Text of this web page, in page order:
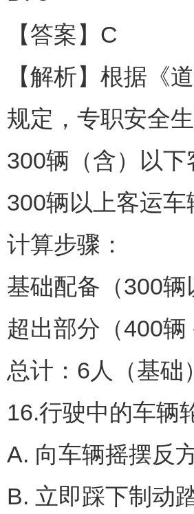
【答案】C
【解析】根据《
规定，专职安全
300辆（含）以
300辆以上客运
计算步骤：
基础配备（300
超出部分（400
总计：6人（基础
16.行驶中的车辆
A. 向车辆摇摆反
B. 立即踩下制动